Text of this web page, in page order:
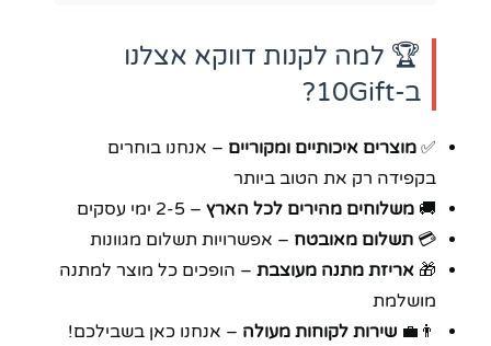
🏆 למה לקנות דווקא אצלנו
ב-10Gift?
✅ מוצרים איכותיים ומקוריים – אנחנו בוחרים
בקפידה רק את הטוב ביותר
🚚 משלוחים מהירים לכל הארץ – 2-5 ימי עסקים
💳 תשלום מאובטח – אפשרויות תשלום מגוונות
🎁 אריזת מתנה מעוצבת – הופכים כל מוצר למתנה
מושלמת
👨‍💼 שירות לקוחות מעולה – אנחנו כאן בשבילכם!